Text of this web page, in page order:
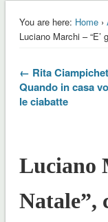
You are here: Home›
Luciano Marchi –
← Rita
Quando in casa
le ciabatte
Luciano
Natale”,